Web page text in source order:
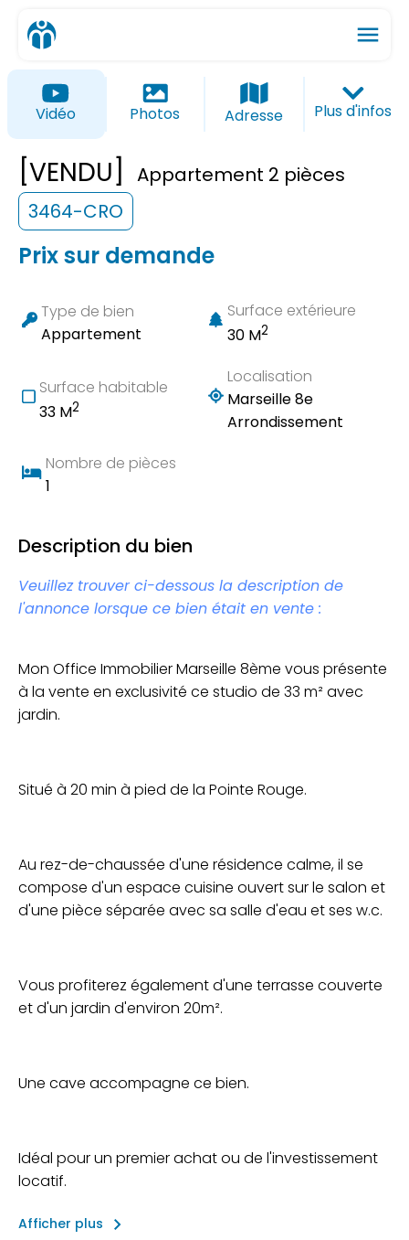
menu
ios_share
Vidéo Photos Adresse Plus d'infos
[VENDU]
Appartement 2 pièces
3464-CRO
Prix sur demande
Type de bien
Appartement
Surface extérieure
30 M2
Surface habitable
33 M2
Localisation
Marseille 8e
Arrondissement
Nombre de pièces
1
Description du bien
Veuillez trouver ci-dessous la description de
l'annonce lorsque ce bien était en vente :
Mon Office Immobilier Marseille 8ème vous présente
à la vente en exclusivité ce studio de 33 m² avec
jardin.
Situé à 20 min à pied de la Pointe Rouge.
Au rez-de-chaussée d'une résidence calme, il se
compose d'un espace cuisine ouvert sur le salon et
d'une pièce séparée avec sa salle d'eau et ses w.c.
Vous profiterez également d'une terrasse couverte
et d'un jardin d'environ 20m².
Une cave accompagne ce bien.
Idéal pour un premier achat ou de l'investissement
locatif.
Afficher plus
keyboard_arrow_right